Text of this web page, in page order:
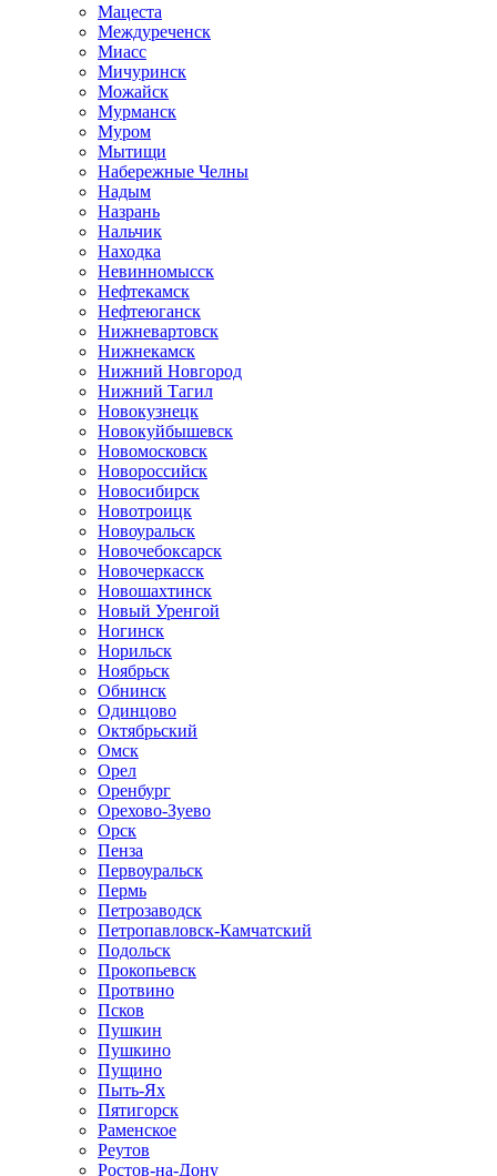
Мацеста
Междуреченск
Миасс
Мичуринск
Можайск
Мурманск
Муром
Мытищи
Набережные Челны
Надым
Назрань
Нальчик
Находка
Невинномысск
Нефтекамск
Нефтеюганск
Нижневартовск
Нижнекамск
Нижний Новгород
Нижний Тагил
Новокузнецк
Новокуйбышевск
Новомосковск
Новороссийск
Новосибирск
Новотроицк
Новоуральск
Новочебоксарск
Новочеркасск
Новошахтинск
Новый Уренгой
Ногинск
Норильск
Ноябрьск
Обнинск
Одинцово
Октябрьский
Омск
Орел
Оренбург
Орехово-Зуево
Орск
Пенза
Первоуральск
Пермь
Петрозаводск
Петропавловск-Камчатский
Подольск
Прокопьевск
Протвино
Псков
Пушкин
Пушкино
Пущино
Пыть-Ях
Пятигорск
Раменское
Реутов
Ростов-на-Дону